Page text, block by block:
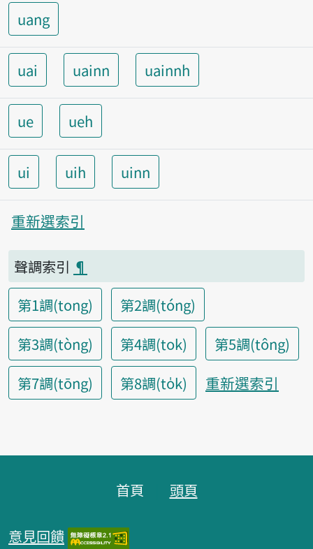
uang
uai uainn uainnh
ue ueh
ui uih uinn
重新選索引
聲調索引 ¶
第1調(tong)
第2調(tóng)
第3調(tòng)
第4調(tok)
第5調(tông)
第7調(tōng)
第8調(to̍k) 重新選索引
首頁 頭頁
意見回饋